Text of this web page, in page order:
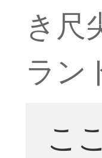
き尺
ラン
こ